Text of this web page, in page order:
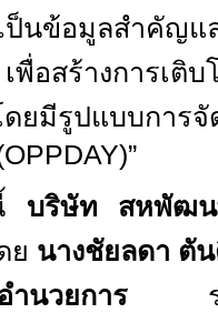
นข้อมูลสำคัญแ
พื่อสร้างการเติ
ยมีรูปแบบการ
)”
บริษัท สหพัฒ
ย นางชัยลดา ตั
ำนวยการ ร่วม